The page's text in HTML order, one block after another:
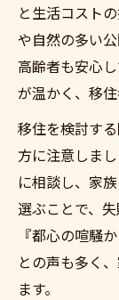
と生活コスト
や自然の多い
高齢者も安心
が温かく、移住
移住を検討す
方に注意しま
に相談し、家
選ぶことで、
『都心の喧騒
との声も多く
ます。